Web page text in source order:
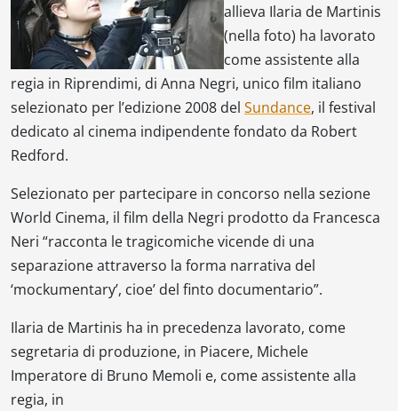
allieva Ilaria de Martinis
(nella foto) ha lavorato
come assistente alla
regia in Riprendimi, di Anna Negri, unico film italiano
selezionato per l’edizione 2008 del Sundance, il festival
dedicato al cinema indipendente fondato da Robert
Redford.
Selezionato per partecipare in concorso nella sezione
World Cinema, il film della Negri prodotto da Francesca
Neri “racconta le tragicomiche vicende di una
separazione attraverso la forma narrativa del
‘mockumentary’, cioe’ del finto documentario”.
Ilaria de Martinis ha in precedenza lavorato, come
segretaria di produzione, in Piacere, Michele
Imperatore di Bruno Memoli e, come assistente alla
regia, in